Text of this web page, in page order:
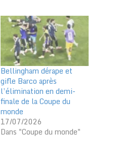
Bellingham dérape et
gifle Barco après
l’élimination en demi-
finale de la Coupe du
monde
17/07/2026
Dans "Coupe du monde"